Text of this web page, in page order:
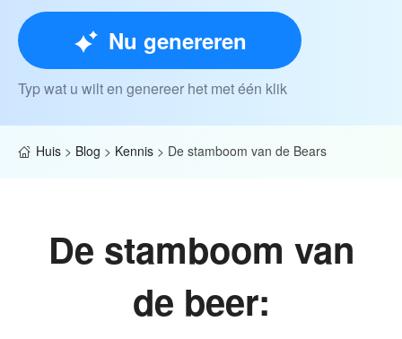
Nu genereren
Typ wat u wilt en genereer het met één klik
Huis > Blog > Kennis > De stamboom van de Bears
De stamboom van
de beer: